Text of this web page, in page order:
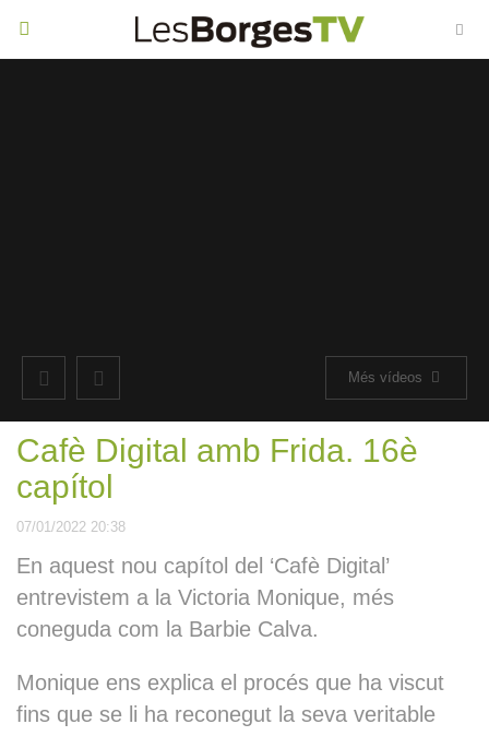
Toggle
Més vídeos
19è capítol
Cafè Digital amb Frida. 16è
capítol
07/01/2022 20:38
En aquest nou capítol del ‘Cafè Digital’
entrevistem a la Victoria Monique, més
coneguda com la Barbie Calva.
Monique ens explica el procés que ha viscut
fins que se li ha reconegut la seva veritable